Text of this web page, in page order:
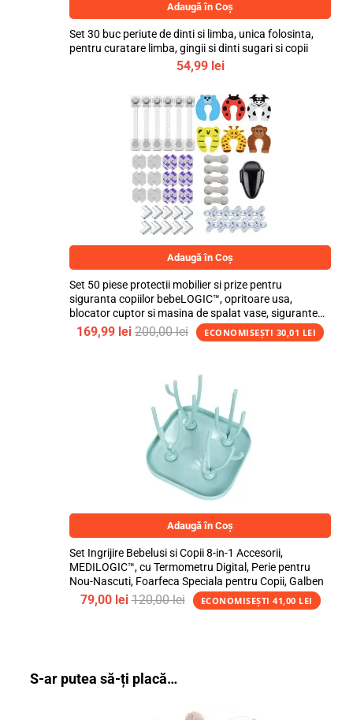
Adaugă în Coș
Set 30 buc periute de dinti si limba, unica folosinta,
pentru curatare limba, gingii si dinti sugari si copii
54,99 lei
Adaugă în Coș
Set 50 piese protectii mobilier si prize pentru
siguranta copiilor bebeLOGIC™, opritoare usa,
blocator cuptor si masina de spalat vase, sigurante
flexibile si fixe, protectii prize si colturi
169,99 lei 200,00lei ECONOMISEȘTI 30,01 LEI
Adaugă în Coș
Set Ingrijire Bebelusi si Copii 8-in-1 Accesorii,
MEDILOGIC™, cu Termometru Digital, Perie pentru
Nou-Nascuti, Foarfeca Speciala pentru Copii, Galben
79,00 lei 120,00lei ECONOMISEȘTI 41,00 LEI
S-ar putea să-ți placă…